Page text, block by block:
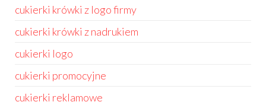
cukierki krówki z logo firmy
cukierki krówki z nadrukiem
cukierki logo
cukierki promocyjne
cukierki reklamowe